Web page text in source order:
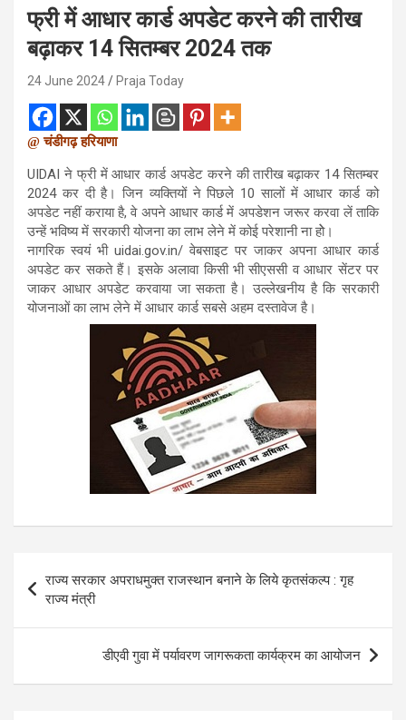
फ्री में आधार कार्ड अपडेट करने की तारीख
बढ़ाकर 14 सितम्बर 2024 तक
24 June 2024 Praja Today
@ चंडीगढ़ हरियाणा
UIDAI ने फ्री में आधार कार्ड अपडेट करने की तारीख बढ़ाकर 14 सितम्बर
2024 कर दी है। जिन व्यक्तियों ने पिछले 10 सालों में आधार कार्ड को
अपडेट नहीं कराया है, वे अपने आधार कार्ड में अपडेशन जरूर करवा लें ताकि
उन्हें भविष्य में सरकारी योजना का लाभ लेने में कोई परेशानी ना होे।
नागरिक स्वयं भी uidai.gov.in/ वेबसाइट पर जाकर अपना आधार कार्ड
अपडेट कर सकते हैं। इसके अलावा किसी भी सीएससी व आधार सेंटर पर
जाकर आधार अपडेट करवाया जा सकता है। उल्लेखनीय है कि सरकारी
योजनाओं का लाभ लेने में आधार कार्ड सबसे अहम दस्तावेज है।
navigation
राज्य सरकार अपराधमुक्त राजस्थान बनाने के लिये कृतसंकल्प : गृह
राज्य मंत्री
डीएवी गुवा में पर्यावरण जागरूकता कार्यक्रम का आयोजन